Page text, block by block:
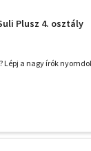
Plusz 4. osztály
a nagy írók